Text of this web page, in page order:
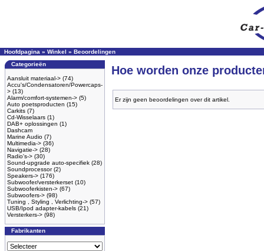
Hoofdpagina » Winkel » Beoordelingen
Categorieën
Aansluit materiaal-> (74)
Accu's/Condensatoren/Powercaps-
> (13)
Alarm/comfort-systemen-> (5)
Auto poetsproducten (15)
Carkits (7)
Cd-Wisselaars (1)
DAB+ oplossingen (1)
Dashcam
Marine Audio (7)
Multimedia-> (36)
Navigatie-> (28)
Radio's-> (30)
Sound-upgrade auto-specifiek (28)
Soundprocessor(2)
Speakers-> (176)
Subwoofer/versterkerset (10)
Subwooferkisten-> (67)
Subwoofers-> (98)
Tuning , Styling , Verlichting-> (57)
USB/Ipod adapter-kabels (21)
Versterkers-> (98)
Fabrikanten
Hoe worden onze
Er zijn geen beoordelingen over dit artikel.